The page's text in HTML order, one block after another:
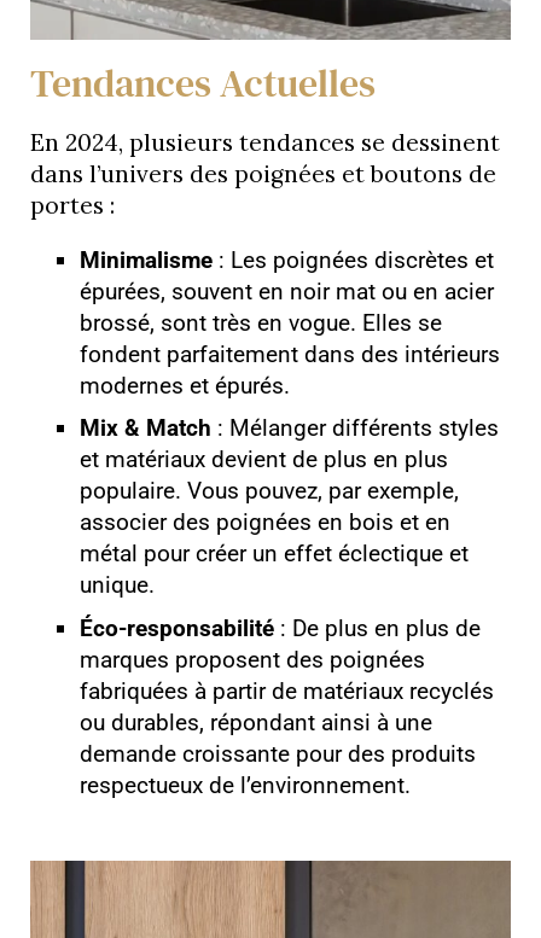
Tendances Actuelles
En 2024, plusieurs tendances se dessinent
dans l’univers des poignées et boutons de
portes :
Minimalisme : Les poignées discrètes et
épurées, souvent en noir mat ou en acier
brossé, sont très en vogue. Elles se
fondent parfaitement dans des intérieurs
modernes et épurés.
Mix & Match : Mélanger différents styles
et matériaux devient de plus en plus
populaire. Vous pouvez, par exemple,
associer des poignées en bois et en
métal pour créer un effet éclectique et
unique.
Éco-responsabilité : De plus en plus de
marques proposent des poignées
fabriquées à partir de matériaux recyclés
ou durables, répondant ainsi à une
demande croissante pour des produits
respectueux de l’environnement.